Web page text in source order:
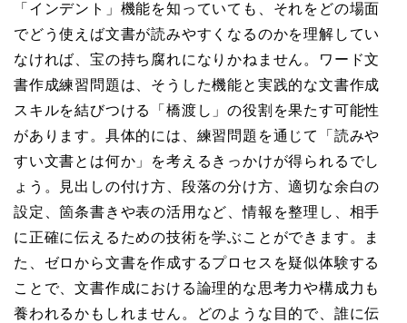
「インデント」機能を知っていても、それをどの場面
でどう使えば文書が読みやすくなるのかを理解してい
なければ、宝の持ち腐れになりかねません。ワード文
書作成練習問題は、そうした機能と実践的な文書作成
スキルを結びつける「橋渡し」の役割を果たす可能性
があります。具体的には、練習問題を通じて「読みや
すい文書とは何か」を考えるきっかけが得られるでし
ょう。見出しの付け方、段落の分け方、適切な余白の
設定、箇条書きや表の活用など、情報を整理し、相手
に正確に伝えるための技術を学ぶことができます。ま
た、ゼロから文書を作成するプロセスを疑似体験する
ことで、文書作成における論理的な思考力や構成力も
養われるかもしれません。どのような目的で、誰に伝